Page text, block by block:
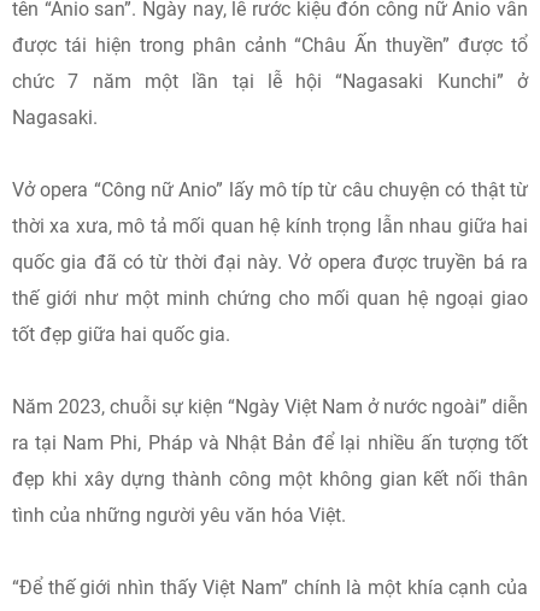
tên “Anio san”. Ngày nay, lễ rước kiệu đón công nữ Anio vẫn
được tái hiện trong phân cảnh “Châu Ấn thuyền” được tổ
chức 7 năm một lần tại lễ hội “Nagasaki Kunchi” ở
Nagasaki.
Vở opera “Công nữ Anio” lấy mô típ từ câu chuyện có thật từ
thời xa xưa, mô tả mối quan hệ kính trọng lẫn nhau giữa hai
quốc gia đã có từ thời đại này. Vở opera được truyền bá ra
thế giới như một minh chứng cho mối quan hệ ngoại giao
tốt đẹp giữa hai quốc gia.
Năm 2023, chuỗi sự kiện “Ngày Việt Nam ở nước ngoài” diễn
ra tại Nam Phi, Pháp và Nhật Bản để lại nhiều ấn tượng tốt
đẹp khi xây dựng thành công một không gian kết nối thân
tình của những người yêu văn hóa Việt.
“Để thế giới nhìn thấy Việt Nam” chính là một khía cạnh của